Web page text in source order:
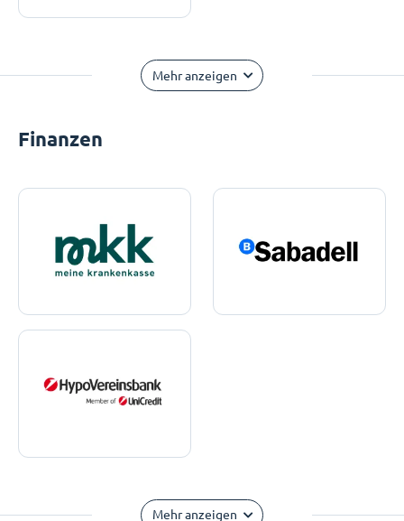
Mehr anzeigen
Finanzen
Mehr anzeigen